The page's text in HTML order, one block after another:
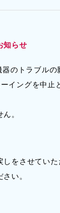
知らせ
のトラブルの
イングを中止
。
をさせていた
い。